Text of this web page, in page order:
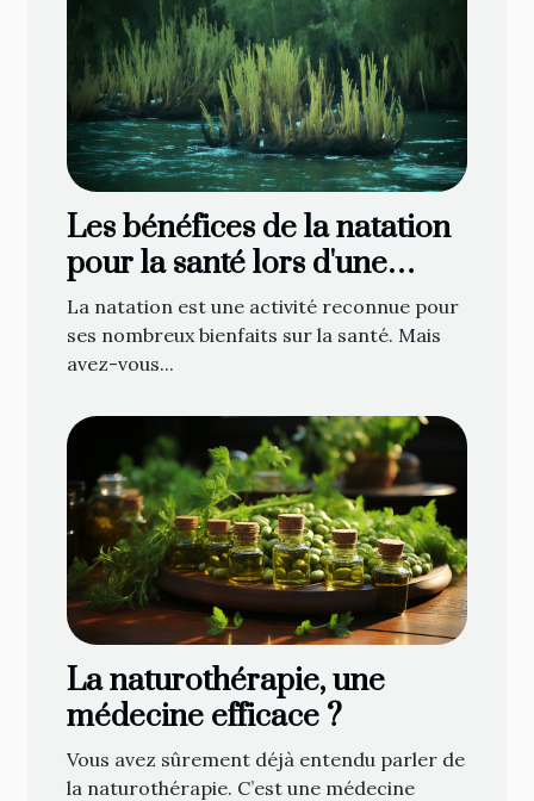
Les bénéfices de la natation
pour la santé lors d'une
chasse au trésor sous-
marine
La natation est une activité reconnue pour
ses nombreux bienfaits sur la santé. Mais
avez-vous...
La naturothérapie, une
médecine efficace ?
Vous avez sûrement déjà entendu parler de
la naturothérapie. C’est une médecine